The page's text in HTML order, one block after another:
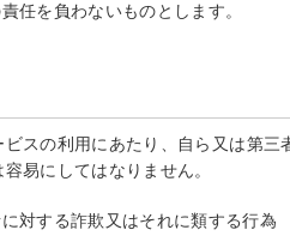
任を負わないものとします。
スの利用にあたり、自ら又は第
易にしてはなりません。
対する詐欺又はそれに類する行為